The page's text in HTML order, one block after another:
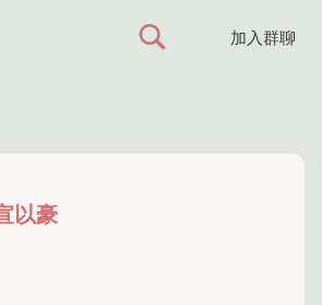
加入群聊
以豪